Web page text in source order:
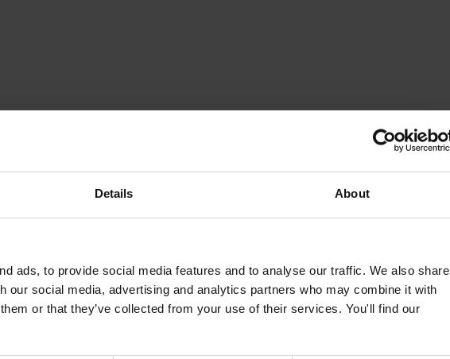
Details About
ads, to provide social media features and to analyse our traffic. We also share
our social media, advertising and analytics partners who may combine it with
or that they’ve collected from your use of their services. You'll find our